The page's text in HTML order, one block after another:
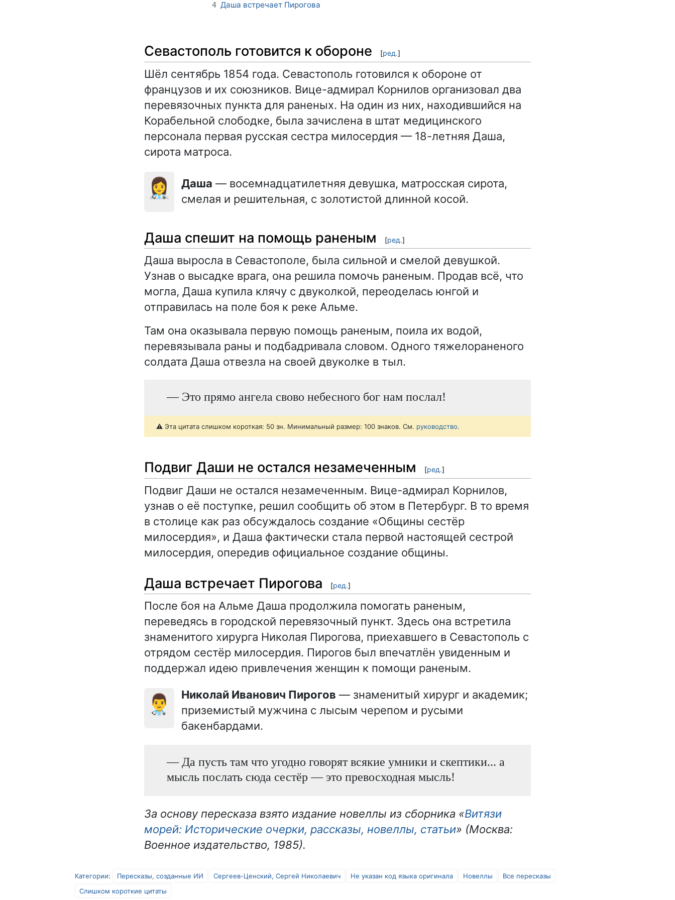
4 Даша встречает Пирогова
Севастополь готовится к обороне [ред.]
Шёл сентябрь 1854 года. Севастополь готовился к обороне от
французов и их союзников. Вице-адмирал Корнилов организовал два
перевязочных пункта для раненых. На один из них, находившийся на
Корабельной слободке, была зачислена в штат медицинского
персонала первая русская сестра милосердия — 18-летняя Даша,
сирота матроса.
👩‍⚕️ Даша — восемнадцатилетняя девушка, матросская сирота,
смелая и решительная, с золотистой длинной косой.
Даша спешит на помощь раненым [ред.]
Даша выросла в Севастополе, была сильной и смелой девушкой.
Узнав о высадке врага, она решила помочь раненым. Продав всё, что
могла, Даша купила клячу с двуколкой, переоделась юнгой и
отправилась на поле боя к реке Альме.
Там она оказывала первую помощь раненым, поила их водой,
перевязывала раны и подбадривала словом. Одного тяжелораненого
солдата Даша отвезла на своей двуколке в тыл.
— Это прямо ангела свово небесного бог нам послал!
⚠️ Эта цитата слишком короткая: 50 зн. Минимальный размер: 100 знаков. См. руководство.
Подвиг Даши не остался незамеченным [ред.]
Подвиг Даши не остался незамеченным. Вице-адмирал Корнилов,
узнав о её поступке, решил сообщить об этом в Петербург. В то время
в столице как раз обсуждалось создание «Общины сестёр
милосердия», и Даша фактически стала первой настоящей сестрой
милосердия, опередив официальное создание общины.
Даша встречает Пирогова [ред.]
После боя на Альме Даша продолжила помогать раненым,
переведясь в городской перевязочный пункт. Здесь она встретила
знаменитого хирурга Николая Пирогова, приехавшего в Севастополь с
отрядом сестёр милосердия. Пирогов был впечатлён увиденным и
поддержал идею привлечения женщин к помощи раненым.
👨‍⚕️ Николай Иванович Пирогов — знаменитый хирург и академик;
приземистый мужчина с лысым черепом и русыми
бакенбардами.
— Да пусть там что угодно говорят всякие умники и скептики... а
мысль послать сюда сестёр — это превосходная мысль!
За основу пересказа взято издание новеллы из сборника «Витязи
морей: Исторические очерки, рассказы, новеллы, статьи» (Москва:
Военное издательство, 1985).
Категории: Пересказы, созданные ИИ Сергеев-Ценский, Сергей Николаевич Не указан код языка оригинала Новеллы
Все пересказы
Слишком короткие цитаты